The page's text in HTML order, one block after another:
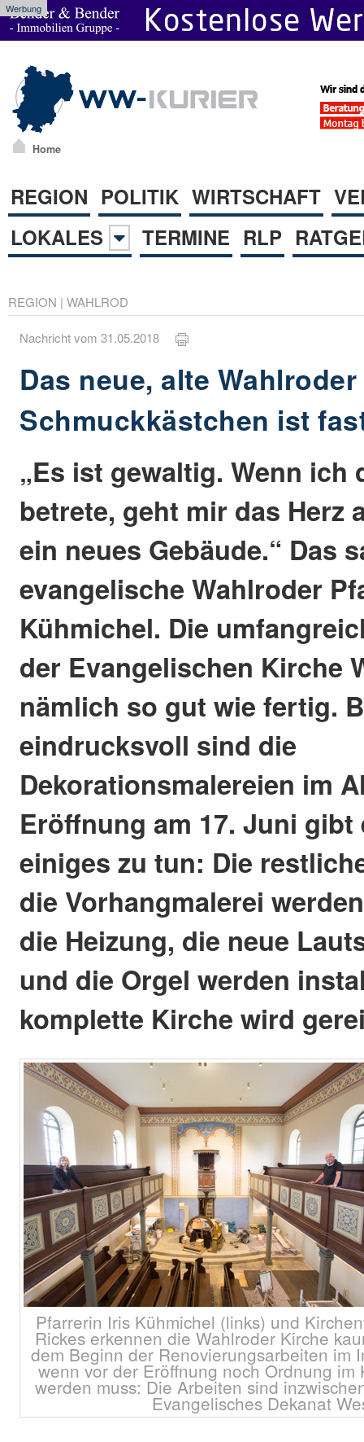
Werbung
Home
REGION POLITIK WIRTSCHAFT
LOKALES
TERMINE RLP
REGION | WAHLROD
Nachricht vom 31.05.2018
Das neue, alte Wahlroder
Schmuckkästchen ist
„Es ist gewaltig. Wenn ich
betrete, geht mir das Herz
ein neues Gebäude.“ Das
evangelische Wahlroder
Kühmichel. Die
der Evangelischen Kirche
nämlich so gut wie fertig.
eindrucksvoll sind die
Dekorationsmalereien im
Eröffnung am 17. Juni gibt
einiges zu tun: Die
die Vorhangmalerei
die Heizung, die neue
und die Orgel werden
komplette Kirche wird
Pfarrerin Iris Kühmichel (links) und
Rickes erkennen die Wahlroder Kirche
dem Beginn der Renovierungsarbeiten im
wenn vor der Eröffnung noch Ordnung im
werden muss: Die Arbeiten sind
Evangelisches Dekanat